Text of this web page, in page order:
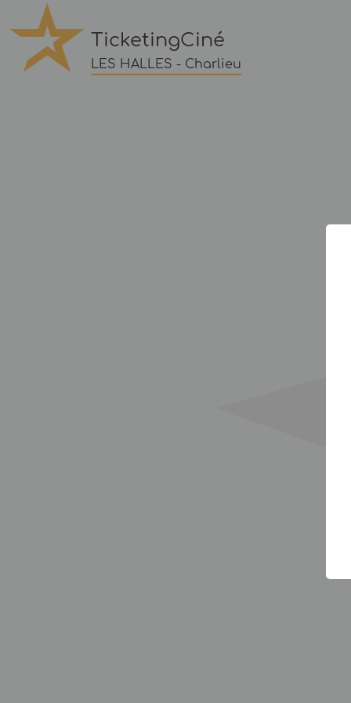
TicketingCiné
LES HALLES - Charlieu